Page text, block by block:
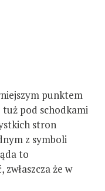
punktem
pod schodkami
stron
z symboli
to
że w